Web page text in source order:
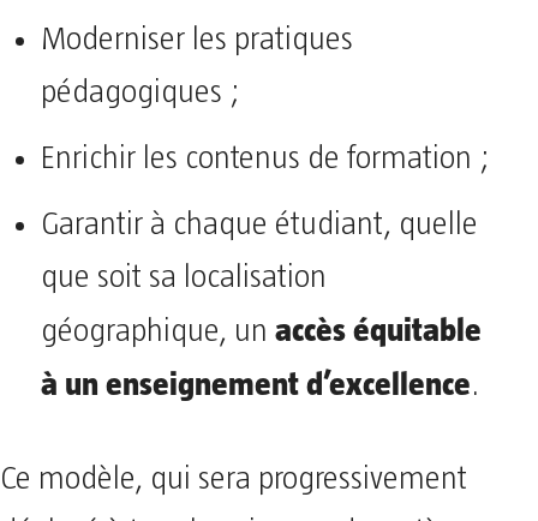
Moderniser les pratiques
pédagogiques ;
Enrichir les contenus de formation ;
Garantir à chaque étudiant, quelle
que soit sa localisation
géographique, un accès équitable
à un enseignement d’excellence.
Ce modèle, qui sera progressivement